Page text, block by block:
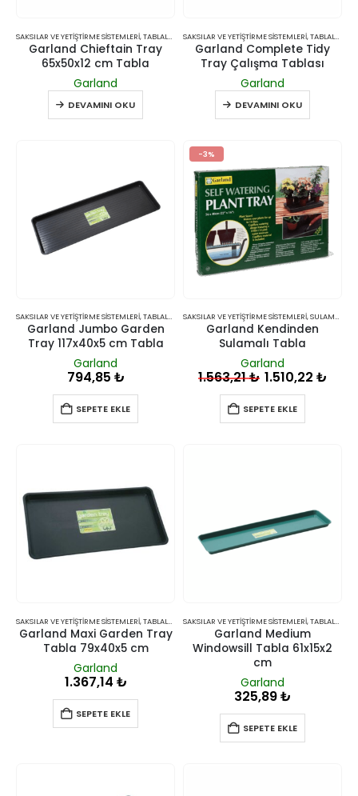
SAKSILAR VE YETIŞTIRME SISTEMLERI,TABLALAR
Garland Chieftain Tray
65x50x12 cm Tabla
Garland
DEVAMINI OKU
SAKSILAR VE YETIŞTIRME SISTEMLERI,TABLALAR
Garland Complete Tidy
Tray Çalışma Tablası
Garland
DEVAMINI OKU
SAKSILAR VE YETIŞTIRME SISTEMLERI,TABLALAR
Garland Jumbo Garden
Tray 117x40x5 cm Tabla
Garland
794,85 ₺
SEPETE EKLE
-3%
SAKSILAR VE YETIŞTIRME SISTEMLERI,SULAMA SISTEMLERI
Garland Kendinden
Sulamalı Tabla
Garland
1.563,21₺ 1.510,22₺
SEPETE EKLE
SAKSILAR VE YETIŞTIRME SISTEMLERI,TABLALAR
Garland Maxi Garden Tray
Tabla 79x40x5 cm
Garland
1.367,14 ₺
SEPETE EKLE
SAKSILAR VE YETIŞTIRME SISTEMLERI,TABLALAR
Garland Medium
Windowsill Tabla 61x15x2
cm
Garland
325,89₺
SEPETE EKLE